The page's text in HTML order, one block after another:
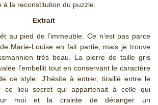
à la reconstitution du puzzle.
Extrait
au pied de l’immeuble. Ce n’est pas parce
Marie-Louise en fait partie, mais je trouve
très beau. La pierre de taille gris
l’embellit tout en conservant le caractère
ce style. J’hésite à entrer, tiraillé entre le
ce lieu secret qui appartenait à celle qui
moi et la crainte de déranger un